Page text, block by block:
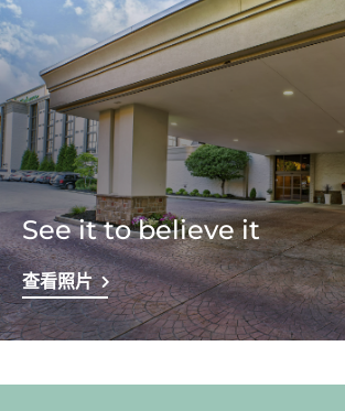
See it to believe it
查看照片